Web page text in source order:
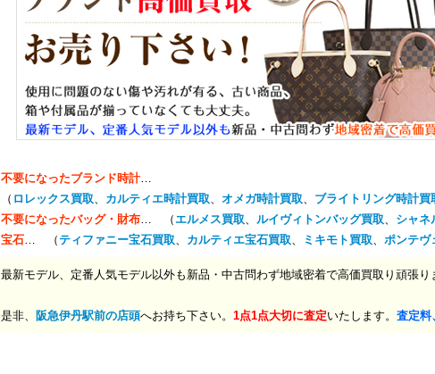
不要になったブランド時計…
（ ロレックス買取、 カルティエ時計買取、 オメガ時計買取、 ブライトリング時計買
不要になったバッグ・財布… （ エルメス買取、 ルイヴィトンバッグ買取、 シャネ
宝石… （ティファニー宝石買取、 カルティエ宝石買取、 ミキモト買取、 ポンテヴ
最新モデル、定番人気モデル以外も新品・中古問わず地域密着で高価買取り頑張り
是非、 阪急伊丹駅前の店頭へお持ち下さい。 1点1点大切に査定いたします。 査定料